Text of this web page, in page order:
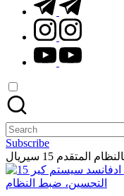
instagram.com
youtube.com
Search
for:
Subscribe
المتقدم 15 سيريال
Posted
التحسين، ضبط النظام